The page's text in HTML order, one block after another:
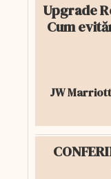
Upgrade
Cum
JW